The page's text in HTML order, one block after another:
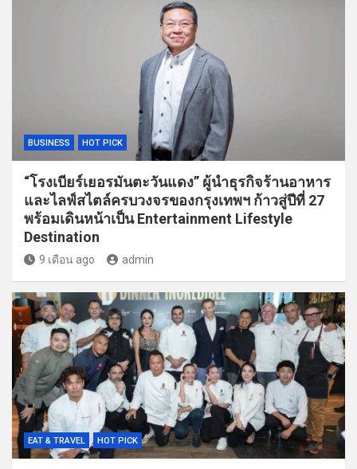
BUSINESS HOT PICK
“โรงเบียร์เยอรมันตะวันแดง” ผู้นำธุรกิจร้านอาหาร
และไลฟ์สไตล์ครบวงจรของกรุงเทพฯ ก้าวสู่ปีที่ 27
พร้อมเดินหน้าเป็น Entertainment Lifestyle
Destination
9 เดือน ago admin
EAT & TRAVEL HOT PICK